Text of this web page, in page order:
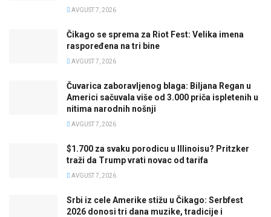
AVGUST 7, 2026
Čikago se sprema za Riot Fest: Velika imena
raspoređena na tri bine
AVGUST 7, 2026
Čuvarica zaboravljenog blaga: Biljana Regan u
Americi sačuvala više od 3.000 priča ispletenih u
nitima narodnih nošnji
AVGUST 7, 2026
$1.700 za svaku porodicu u Illinoisu? Pritzker
traži da Trump vrati novac od tarifa
AVGUST 7, 2026
Srbi iz cele Amerike stižu u Čikago: Serbfest
2026 donosi tri dana muzike, tradicije i